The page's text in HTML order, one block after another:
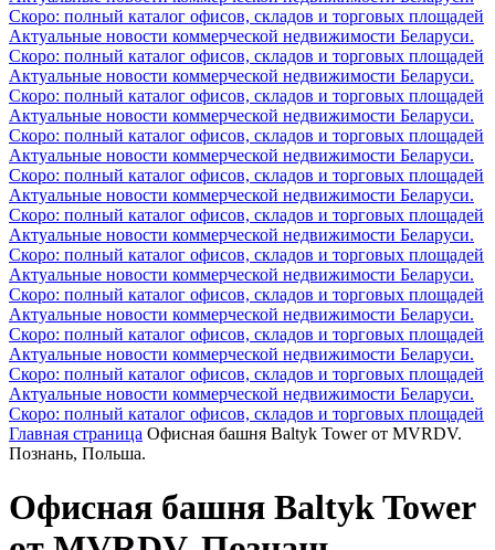
Скоро: полный каталог офисов, складов и торговых площадей
Актуальные новости коммерческой недвижимости Беларуси.
Скоро: полный каталог офисов, складов и торговых площадей
Актуальные новости коммерческой недвижимости Беларуси.
Скоро: полный каталог офисов, складов и торговых площадей
Актуальные новости коммерческой недвижимости Беларуси.
Скоро: полный каталог офисов, складов и торговых площадей
Актуальные новости коммерческой недвижимости Беларуси.
Скоро: полный каталог офисов, складов и торговых площадей
Актуальные новости коммерческой недвижимости Беларуси.
Скоро: полный каталог офисов, складов и торговых площадей
Актуальные новости коммерческой недвижимости Беларуси.
Скоро: полный каталог офисов, складов и торговых площадей
Актуальные новости коммерческой недвижимости Беларуси.
Скоро: полный каталог офисов, складов и торговых площадей
Актуальные новости коммерческой недвижимости Беларуси.
Скоро: полный каталог офисов, складов и торговых площадей
Актуальные новости коммерческой недвижимости Беларуси.
Скоро: полный каталог офисов, складов и торговых площадей
Актуальные новости коммерческой недвижимости Беларуси.
Скоро: полный каталог офисов, складов и торговых площадей
Главная страница Офисная башня Baltyk Tower от MVRDV.
Познань, Польша.
Офисная башня Baltyk Tower